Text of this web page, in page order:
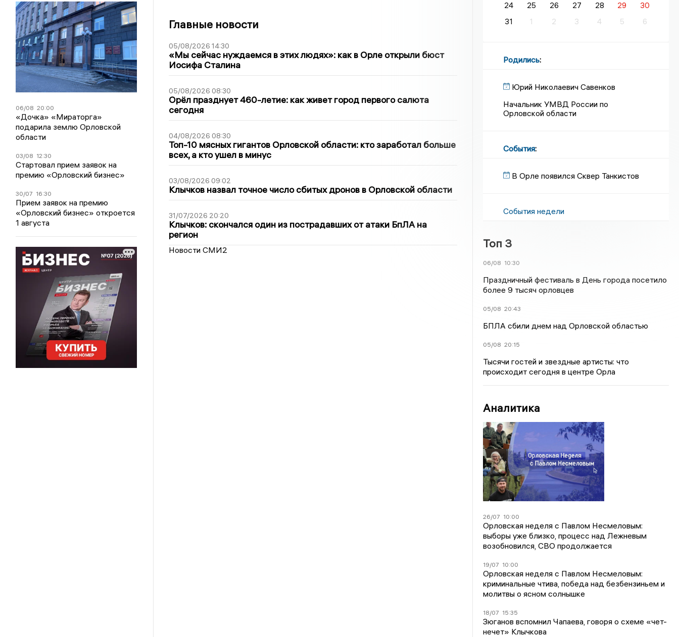
06/08 20:00
«Дочка» «Мираторга»
подарила землю Орловской
области
03/08 12:30
Стартовал прием заявок на
премию «Орловский бизнес»
30/07 16:30
Прием заявок на премию
«Орловский бизнес» откроется
1 августа
Главные новости
05/08/2026 14:30
«Мы сейчас нуждаемся в этих людях»: как в Орле открыли бюст
Иосифа Сталина
05/08/2026 08:30
Орёл празднует 460-летие: как живет город первого салюта
сегодня
04/08/2026 08:30
Топ-10 мясных гигантов Орловской области: кто заработал больше
всех, а кто ушел в минус
03/08/2026 09:02
Клычков назвал точное число сбитых дронов в Орловской области
31/07/2026 20:20
Клычков: скончался один из пострадавших от атаки БпЛА на
регион
Новости СМИ2
24
25 26 27 28 29
30
31
1 2 3 4 5 6
Родились:
Юрий Николаевич Савенков
Начальник УМВД России по
Орловской области
События:
В Орле появился Сквер Танкистов
События недели
Топ 3
06/08 10:30
Праздничный фестиваль в День города посетило
более 9 тысяч орловцев
05/08 20:43
БПЛА сбили днем над Орловской областью
05/08 20:15
Тысячи гостей и звездные артисты: что
происходит сегодня в центре Орла
Аналитика
26/07 10:00
Орловская неделя с Павлом Несмеловым:
выборы уже близко, процесс над Лежневым
возобновился, СВО продолжается
19/07 10:00
Орловская неделя с Павлом Несмеловым:
криминальные чтива, победа над безбензиньем и
молитвы о ясном солнышке
18/07 15:35
Зюганов вспомнил Чапаева, говоря о схеме «чет-
нечет» Клычкова